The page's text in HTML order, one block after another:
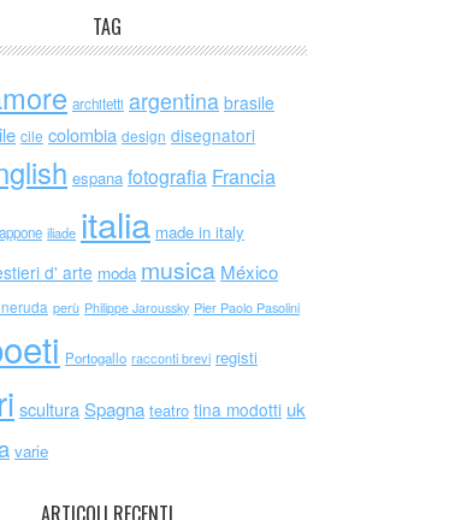
TAG
architetti argentina brasile
cile colombia design disegnatori
espana fotografia Francia
iliade italia made in italy
d' arte moda musica México
perù Philippe Jaroussky Pier Paolo Pasolini
Portogallo racconti brevi registi
scultura Spagna teatro tina modotti uk
varie
ARTICOLI RECENTI